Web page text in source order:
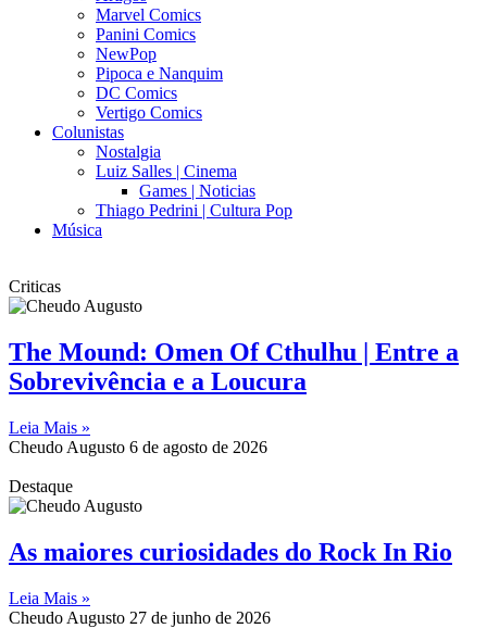
Marvel Comics
Panini Comics
NewPop
Pipoca e Nanquim
DC Comics
Vertigo Comics
Colunistas
Nostalgia
Luiz Salles | Cinema
Games | Noticias
Thiago Pedrini | Cultura Pop
Música
Criticas
The Mound: Omen Of Cthulhu | Entre a
Sobrevivência e a Loucura
Leia Mais »
Cheudo Augusto 6 de agosto de 2026
Destaque
As maiores curiosidades do Rock In Rio
Leia Mais »
Cheudo Augusto 27 de junho de 2026